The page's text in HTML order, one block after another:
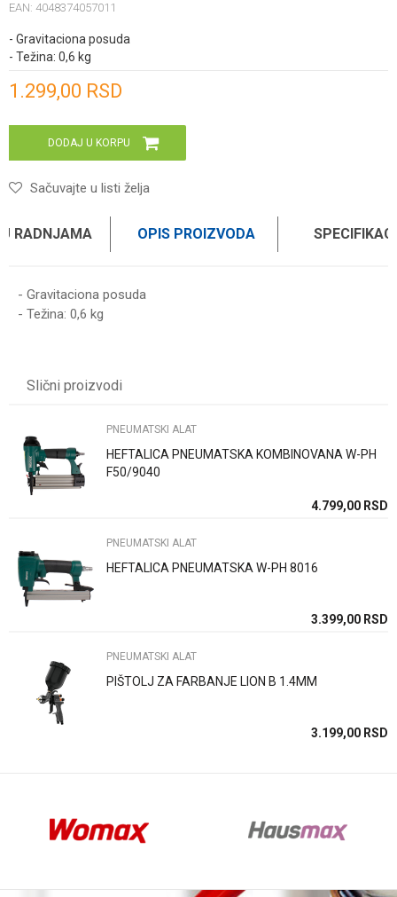
EAN: 4048374057011
- Gravitaciona posuda
- Težina: 0,6 kg
1.299,00 RSD
DODAJ U KORPU
Sačuvajte u listi želja
RADNJAMA OPIS PROIZVODA
- Gravitaciona posuda
- Težina: 0,6 kg
Poruka
Anti-spam zaštita - izračunajte koliko je 2 + 3 :
POŠALJI
Slični proizvodi
PNEUMATSKI ALAT
HEFTALICA PNEUMATSKA KOMBINOVANA W-PH
F50/9040
4.799,00 RSD
PNEUMATSKI ALAT
HEFTALICA PNEUMATSKA W-PH 8016
3.399,00 RSD
PNEUMATSKI ALAT
PIŠTOLJ ZA FARBANJE LION B 1.4MM
3.199,00 RSD